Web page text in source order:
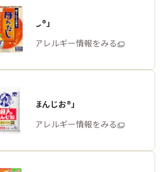
「ほんだし®」
商品・アレルギー情報をみる
「瀬戸のほんじお®」
商品・アレルギー情報をみる